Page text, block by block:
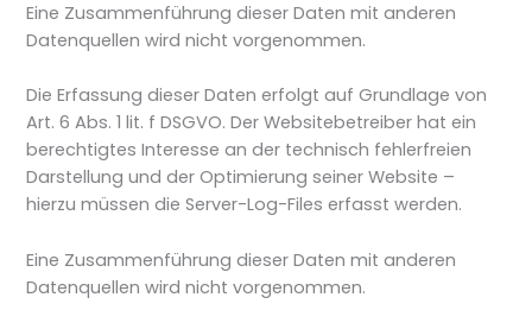
Eine Zusammenführung dieser Daten mit anderen
Datenquellen wird nicht vorgenommen.
Die Erfassung dieser Daten erfolgt auf Grundlage von
Art. 6 Abs. 1 lit. f DSGVO. Der Websitebetreiber hat ein
berechtigtes Interesse an der technisch fehlerfreien
Darstellung und der Optimierung seiner Website –
hierzu müssen die Server-Log-Files erfasst werden.
Eine Zusammenführung dieser Daten mit anderen
Datenquellen wird nicht vorgenommen.